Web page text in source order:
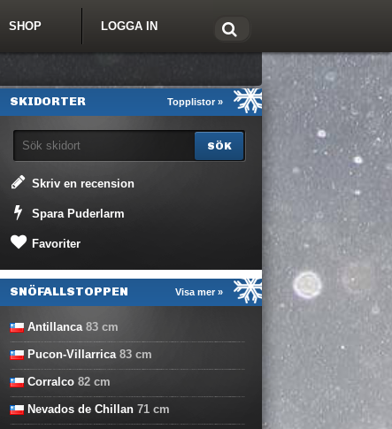
LOGGA IN
SHOP
Topplistor »
SKIDORTER
Skriv en recension
Spara Puderlarm
Favoriter
Visa mer »
SNÖFALLSTOPPEN
Antillanca83 cm
Pucon-Villarrica83 cm
Corralco 82 cm
Nevados de Chillan 71 cm